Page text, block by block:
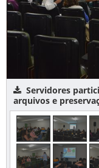
Servidores
arquivos e